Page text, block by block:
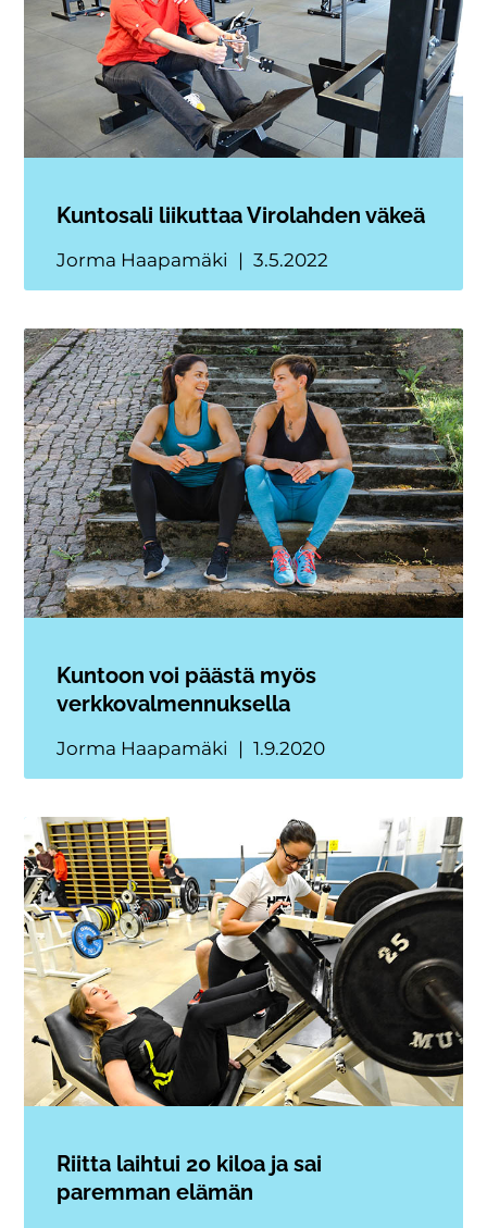
Kuntosali liikuttaa Virolahden väkeä
Jorma Haapamäki 3.5.2022
Kuntoon voi päästä myös
verkkovalmennuksella
Jorma Haapamäki 1.9.2020
Riitta laihtui 20 kiloa ja sai
paremman elämän